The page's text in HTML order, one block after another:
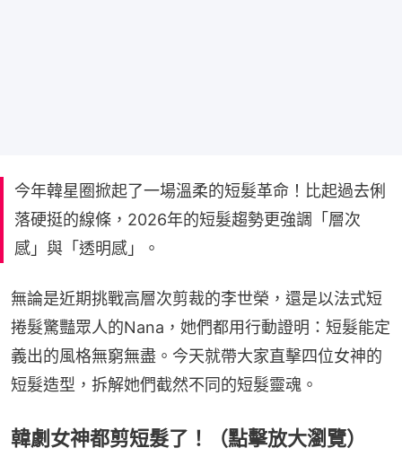
今年韓星圈掀起了一場溫柔的短髮革命！比起過去俐
落硬挺的線條，2026年的短髮趨勢更強調「層次
感」與「透明感」。
無論是近期挑戰高層次剪裁的李世榮，還是以法式短
捲髮驚豔眾人的Nana，她們都用行動證明：短髮能定
義出的風格無窮無盡。今天就帶大家直擊四位女神的
短髮造型，拆解她們截然不同的短髮靈魂。
韓劇女神都剪短髮了！（點擊放大瀏覽）